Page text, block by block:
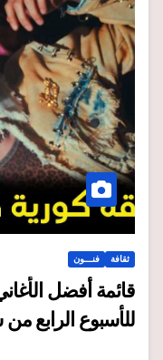
ثقافة فنـــون
قائمة أفضل
للأسبوع الرابع من